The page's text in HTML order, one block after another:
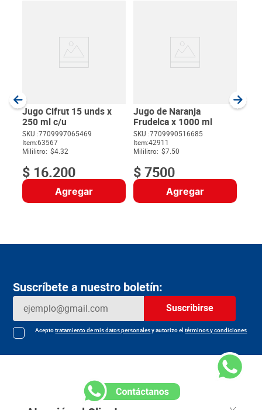
Jugo Cifrut 15 unds x
250 ml c/u
SKU :7709997065469
Item:63567
Mililitro: $4.32
$ 16.200
Agregar
Jugo de Naranja
Frudelca x 1000 ml
SKU :7709990516685
Item:42911
Mililitro: $7.50
$7500
Agregar
Suscríbete a nuestro boletín:
Suscribirse
Aceptotratamiento de mis datos personalesy autorizo eltérminos y condiciones